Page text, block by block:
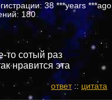
38 ***years ***ago
180
то сотый раз
нравится эта
ответ:: цитата